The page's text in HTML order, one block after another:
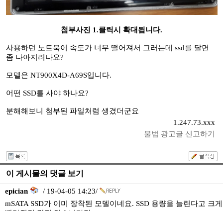
첨부사진 1.클릭시 확대됩니다.
사용하던 노트북이 속도가 너무 떨어져서 그러는데 ssd를 달면
좀 나아지려나요?
모델은 NT900X4D-A69S입니다.
어떤 SSD를 사야 하나요?
분해해보니 첨부된 파일처럼 생겼더군요
1.247.73.xxx
불법 광고글 신고하기
이 게시물의 댓글 보기
epician
/ 19-04-05 14:23/
mSATA SSD가 이미 장착된 모델이네요. SSD 용량을 늘린다고 크게